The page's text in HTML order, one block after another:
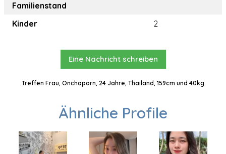
Familienstand
Kinder
2
Eine Nachricht schreiben
Treffen Frau, Onchaporn, 24 Jahre, Thailand, 159cm und 40kg
Ähnliche Profile